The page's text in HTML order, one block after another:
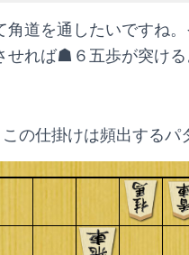
角道を通したいですね
れば☗６五歩が突ける
の仕掛けは頻出するパ